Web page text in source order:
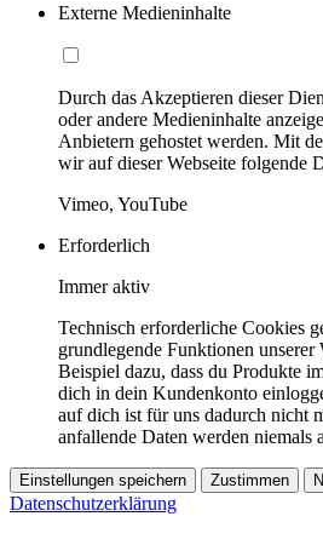
Externe Medieninhalte
Durch das Akzeptieren dieser
oder andere Medieninhalte
Anbietern gehostet werden. Mit
wir auf dieser Webseite folgende
Vimeo, YouTube
Erforderlich
Immer aktiv
Technisch erforderliche Cookies
grundlegende Funktionen unserer
Beispiel dazu, dass du Produkte
dich in dein Kundenkonto
auf dich ist für uns dadurch nicht
anfallende Daten werden niemals
Einstellungen speichern Zustimmen
Datenschutzerklärung